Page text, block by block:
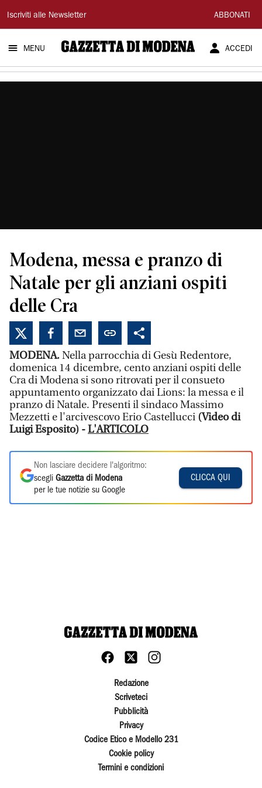
Gazzetta
di
Modena
Iscriviti alle Newsletter ABBONATI
MENU ACCEDI
Modena, messa e pranzo di
Natale per gli anziani ospiti
delle Cra
MODENA.Nella parrocchia di Gesù Redentore,
domenica 14 dicembre, cento anziani ospiti delle
Cra di Modena si sono ritrovati per il consueto
appuntamento organizzato dai Lions: la messa e il
pranzo di Natale. Presenti il sindaco Massimo
Mezzetti e l'arcivescovo Erio Castellucci (Video di
Luigi Esposito) -L'ARTICOLO
Non lasciare decidere l'algoritmo:
scegli Gazzetta di Modena
per le tue notizie su Google
CLICCA QUI
Redazione
Scriveteci
Pubblicità
Privacy
Codice Etico e Modello 231
Cookie policy
Termini e condizioni